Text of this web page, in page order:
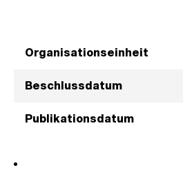
Organisationseinheit
Beschlussdatum
Publikationsdatum